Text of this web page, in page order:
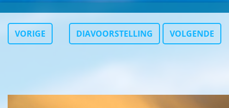
VORIGE DIAVOORSTELLING VOLGENDE